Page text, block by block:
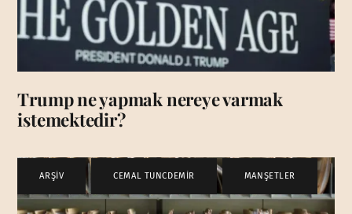
Trump ne yapmak nereye varmak
istemektedir?
ARŞİV CEMAL TUNCDEMİR , MANŞETLER